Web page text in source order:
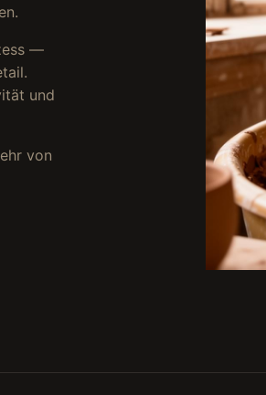
—
und
von